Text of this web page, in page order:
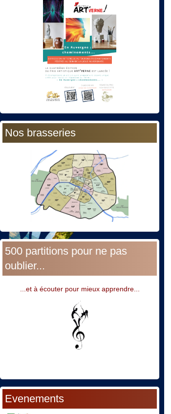
Nos brasseries
500 partitions pour ne pas
oublier...
...et à écouter pour mieux apprendre...
Evenements